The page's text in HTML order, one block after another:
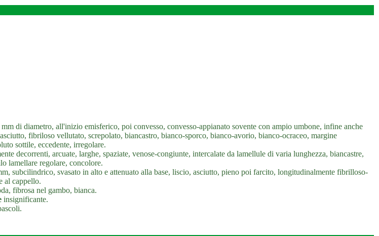
di diametro, all'inizio emisferico, poi convesso, convesso-appianato sovente con ampio umbone, infine anche
fibriloso vellutato, screpolato, biancastro, bianco-sporco, bianco-avorio, bianco-ocraceo, margine
sottile, eccedente, irregolare.
decorrenti, arcuate, larghe, spaziate, venose-congiunte, intercalate da lamellule di varia lunghezza, biancastre,
lamellare regolare, concolore.
subcilindrico, svasato in alto e attenuato alla base, liscio, asciutto, pieno poi farcito, longitudinalmente fibrilloso-
al cappello.
fibrosa nel gambo, bianca.
insignificante.